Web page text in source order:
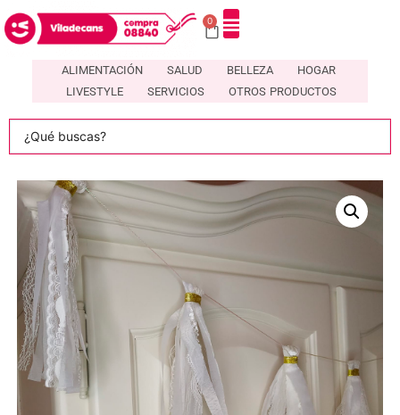
0
ALIMENTACIÓN SALUD BELLEZA
HOGAR
LIVESTYLE
SERVICIOS OTROS PRODUCTOS